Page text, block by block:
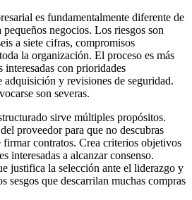
es fundamentalmente diferente de
negocios. Los riesgos son
a siete cifras, compromisos
la organización. El proceso es más
con prioridades
adquisición y revisiones de seguridad.
son severas.
sirve múltiples propósitos.
proveedor para que no descubras
firmar contratos. Crea criterios objetivos
interesadas a alcanzar consenso.
justifica la selección ante el liderazgo y
sesgos que descarrilan muchas compras